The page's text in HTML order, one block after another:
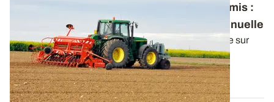
Céréales à paille - Dates et densités de semis :
appuyer ses choix sur une analyse pluriannuelle
Les variations climatiques observables d’une année sur
l’autre ne doivent pas être à l...
14 SEPT. 2017